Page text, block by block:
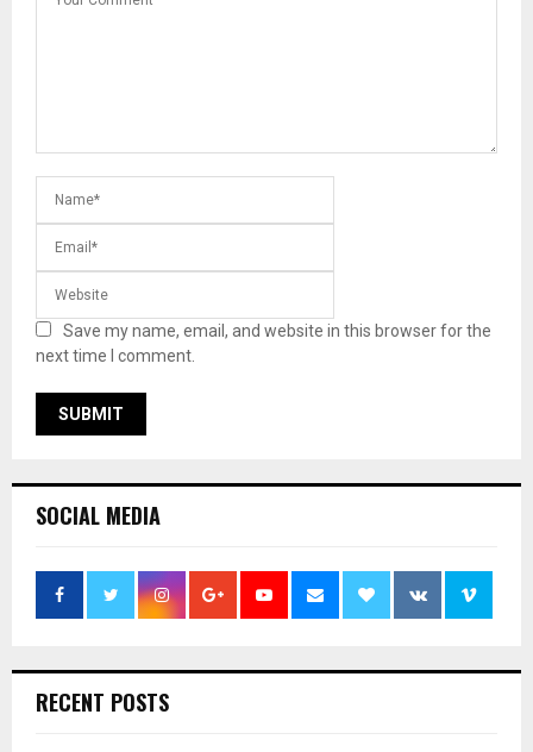
Save my name, email, and website in this browser for the
next time I comment.
SOCIAL MEDIA
RECENT POSTS